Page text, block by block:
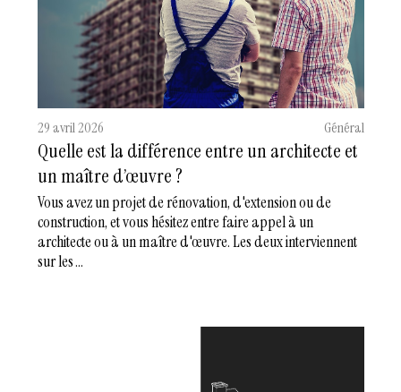
29 avril 2026 Général
Quelle est la différence entre un architecte et
un maître d’œuvre ?
Vous avez un projet de rénovation, d'extension ou de
construction, et vous hésitez entre faire appel à un
architecte ou à un maître d'œuvre. Les deux interviennent
sur les ...